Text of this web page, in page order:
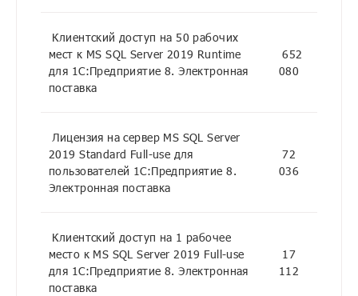
Клиентский доступ на 50 рабочих
мест к MS SQL Server 2019 Runtime
для 1С:Предприятие 8. Электронная
поставка
652
080
Лицензия на сервер MS SQL Server
2019 Standard Full-use для
пользователей 1С:Предприятие 8.
Электронная поставка
72
036
Клиентский доступ на 1 рабочее
место к MS SQL Server 2019 Full-use
для 1С:Предприятие 8. Электронная
поставка
17
112